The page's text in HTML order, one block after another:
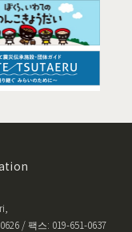
/ 팩스: 019-651-0637